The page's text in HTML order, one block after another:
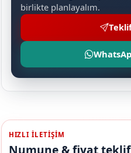
birlikte planlayalım.
HIZLI ILETIŞIM